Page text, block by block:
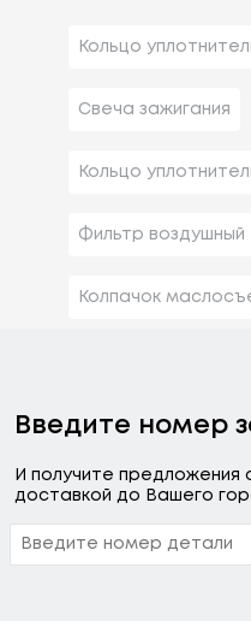
Кольцо
Свеча зажигания
Кольцо
Фильтр воздушный
Колпачок
Введите номер
И получите предложения
доставкой до Вашего